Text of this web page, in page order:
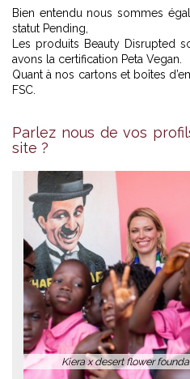
Bien entendu nous sommes
statut Pending,
Les produits Beauty Disrupted
avons la certification Peta Vegan.
Quant à nos cartons et boîtes
FSC.
Parlez nous de vos
site ?
Kiera as Charlie -